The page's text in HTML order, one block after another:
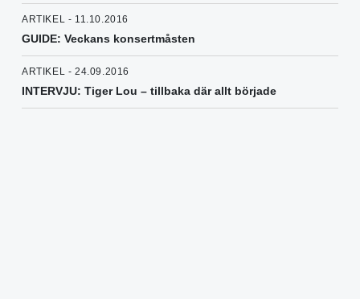
ARTIKEL - 11.10.2016
GUIDE: Veckans konsertmåsten
ARTIKEL - 24.09.2016
INTERVJU: Tiger Lou – tillbaka där allt började